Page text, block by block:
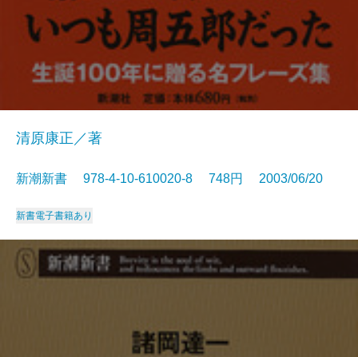
清原康正／著
新潮新書 978-4-10-610020-8 748円 2003/06/20
新書電子書籍あり